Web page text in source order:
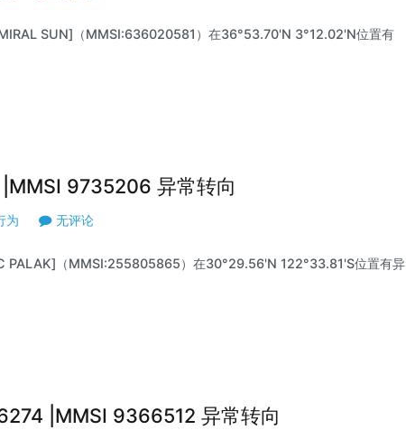
SUN]（MMSI:636020581）在36°53.70'N 3°12.02'N位置有
9735206 异常转向
为 无评论
PALAK]（MMSI:255805865）在30°29.56'N 122°33.81'S位置有异
|MMSI 9366512 异常转向